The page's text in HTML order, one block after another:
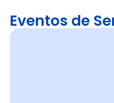
Eventos de